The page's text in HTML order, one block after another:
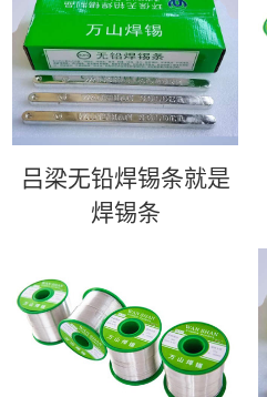
吕梁无铅焊锡条就是
焊锡条